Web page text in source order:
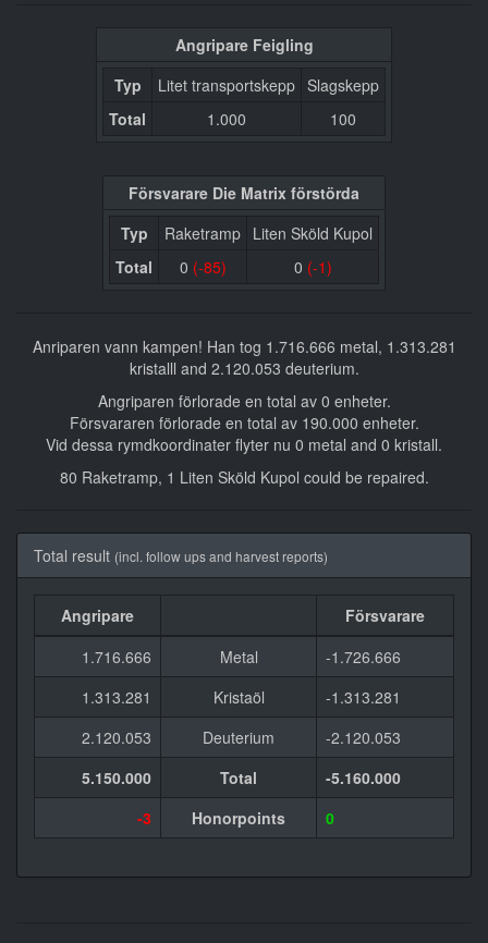
Angripare Feigling
Typ
Litet transportskepp Slagskepp
Total
1.000 100
Försvarare Die Matrix förstörda
Typ
Raketramp Liten Sköld Kupol
Total
0 (-85) 0 (-1)
Anriparen vann kampen! Han tog 1.716.666 metal, 1.313.281
kristalll and 2.120.053 deuterium.
Angriparen förlorade en total av 0 enheter.
Försvararen förlorade en total av 190.000 enheter.
Vid dessa rymdkoordinater flyter nu 0 metal and 0 kristall.
80 Raketramp, 1 Liten Sköld Kupol could be repaired.
Total result (incl. follow ups and harvest reports)
Angripare
Försvarare
1.716.666
Metal
-1.726.666
1.313.281
Kristaöl
-1.313.281
2.120.053
Deuterium
-2.120.053
5.150.000
Total
-5.160.000
-3
Honorpoints 0